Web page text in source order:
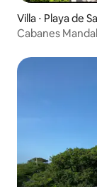
Villa ⋅ Playa de
Cabanes